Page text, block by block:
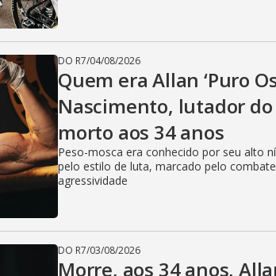
DO R7/04/08/2026
Quem era Allan ‘Puro
Nascimento, lutador do
morto aos 34 anos
Peso-mosca era conhecido por seu alto
pelo estilo de luta, marcado pelo
agressividade
DO R7/03/08/2026
Morre, aos 34 anos,